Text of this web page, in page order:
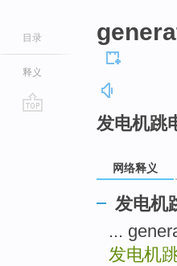
目录
释义
发电机跳
网络释义
发电机
...
发电机